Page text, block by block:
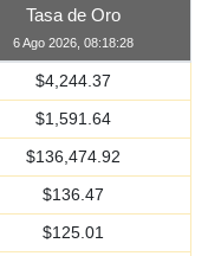
Tasa de Oro
6 Ago 2026, 08:18:28
$4,244.37
$1,591.64
$136,474.92
$136.47
$125.01